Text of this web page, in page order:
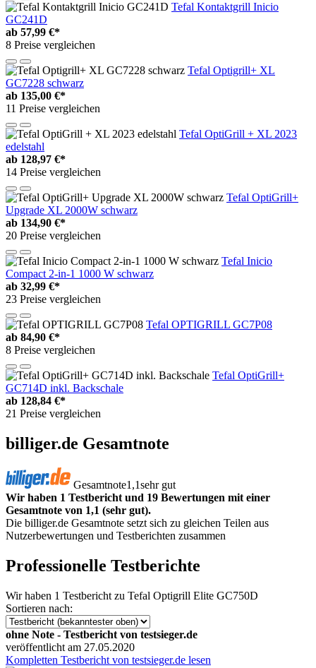
Tefal Kontaktgrill Inicio
GC241D
ab 57,99 €*
8 Preise vergleichen
Tefal Optigrill+ XL
GC7228 schwarz
ab 135,00 €*
11 Preise vergleichen
Tefal OptiGrill + XL 2023
edelstahl
ab 128,97 €*
14 Preise vergleichen
Tefal OptiGrill+
Upgrade XL 2000W schwarz
ab 134,90 €*
20 Preise vergleichen
Tefal Inicio
Compact 2-in-1 1000 W schwarz
ab 32,99 €*
23 Preise vergleichen
Tefal OPTIGRILL GC7P08
ab 84,90 €*
8 Preise vergleichen
Tefal OptiGrill+
GC714D inkl. Backschale
ab 128,84 €*
21 Preise vergleichen
billiger.de Gesamtnote
Gesamtnote1,1sehr gut
Wir haben 1 Testbericht und 19 Bewertungen mit einer
Gesamtnote von 1,1 (sehr gut).
Die billiger.de Gesamtnote setzt sich zu gleichen Teilen aus
Nutzerbewertungen und Testberichten zusammen
Professionelle Testberichte
Wir haben 1 Testbericht zu Tefal Optigrill Elite GC750D
Sortieren nach:
ohne Note - Testbericht von testsieger.de
veröffentlicht am 27.05.2020
Kompletten Testbericht von testsieger.de lesen